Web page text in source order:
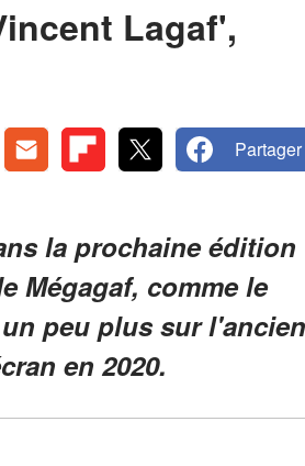
Lagaf',
Partager
la prochaine édition
Mégagaf, comme le
peu plus sur l'ancien
en 2020.